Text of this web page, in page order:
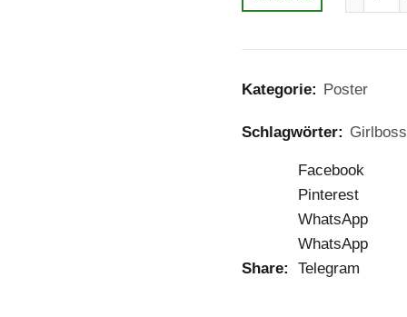
Kategorie: Poster
Schlagwörter: Girlboss
Share
Facebook
Pinterest
WhatsApp
WhatsApp
Telegram